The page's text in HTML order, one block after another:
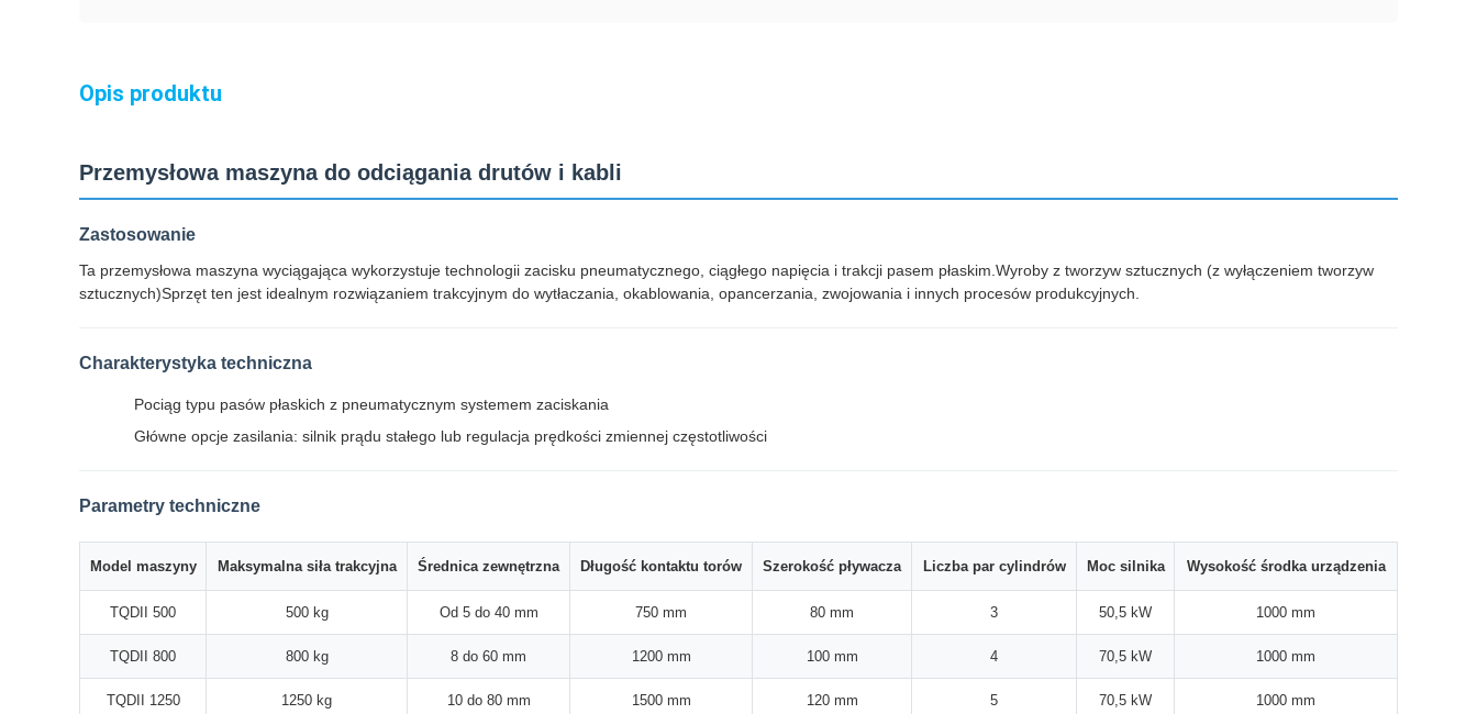
Opis produktu
Przemysłowa maszyna do odciągania drutów i kabli
Zastosowanie
Ta przemysłowa maszyna wyciągająca wykorzystuje technologii zacisku pneumatycznego, ciągłego napięcia i trakcji pasem płaskim.Wyroby z tworzyw sztucznych (z wyłączeniem tworzyw
sztucznych)Sprzęt ten jest idealnym rozwiązaniem trakcyjnym do wytłaczania, okablowania, opancerzania, zwojowania i innych procesów produkcyjnych.
Charakterystyka techniczna
Pociąg typu pasów płaskich z pneumatycznym systemem zaciskania
Główne opcje zasilania: silnik prądu stałego lub regulacja prędkości zmiennej częstotliwości
Parametry techniczne
Model maszyny Maksymalna siła trakcyjna Średnica zewnętrzna Długość kontaktu torów Szerokość pływacza Liczba par cylindrów Moc silnika Wysokość środka urządzenia
TQDII 500 500 kg Od 5 do 40 mm 750 mm 80 mm 3 50,5 kW 1000 mm
TQDII 800 800 kg 8 do 60 mm 1200 mm 100 mm 4 70,5 kW 1000 mm
TQDII 1250 1250 kg 10 do 80 mm 1500 mm 120 mm 5 70,5 kW 1000 mm